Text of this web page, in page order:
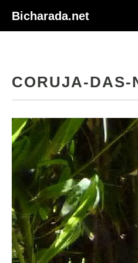
Bicharada.net
CORUJA-DAS-